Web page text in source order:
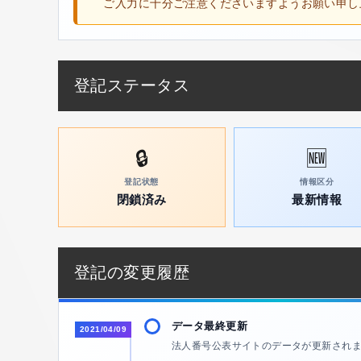
ご入力に十分ご注意くださいますようお願い申
登記ステータス
🔒
登記状態
閉鎖済み
🆕
情報区分
最新情報
登記の変更履歴
2021/04/09 データ最終更新
法人番号公表サイトのデータが更新され